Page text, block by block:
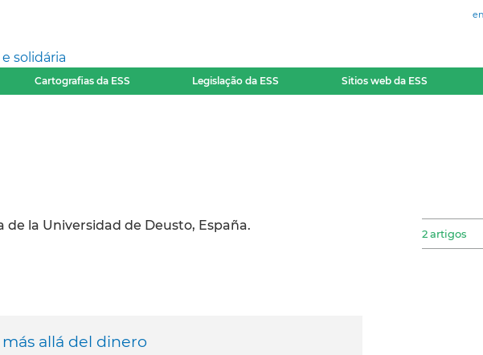
solidária
Cartografias da ESS Legislação da ESS Sitios web da ESS
de la Universidad de Deusto, España.
2 artigos
allá del dinero